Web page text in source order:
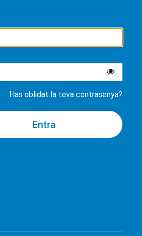
Has oblidat la teva contrasenya?